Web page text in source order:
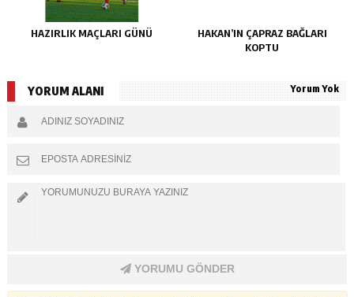
HAZIRLIK MAÇLARI GÜNÜ
HAKAN’IN ÇAPRAZ BAĞLARI
KOPTU
YORUM ALANI Yorum Yok
YORUMU GÖNDER